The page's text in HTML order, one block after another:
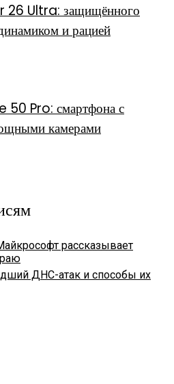
Ultra: защищённого
и рацией
Pro: смартфона с
камерами
рассказывает
ДНС-атак и способы их